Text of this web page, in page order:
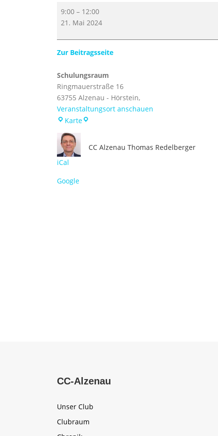
W
016
Banking
und
Bezahlen
9:00 – 12:00
21. Mai 2024
Zur Beitragsseite
Schulungsraum
Ringmauerstraße 16
63755 Alzenau - Hörstein,
Veranstaltungsort anschauen
KarteSchulungsraum
CC Alzenau Thomas Redelberger
iCal
Google
CC-Alzenau
Unser Club
Clubraum